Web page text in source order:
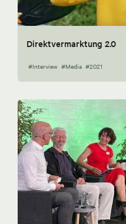
Direktvermarktung 2.0
#Interview #Media #2021